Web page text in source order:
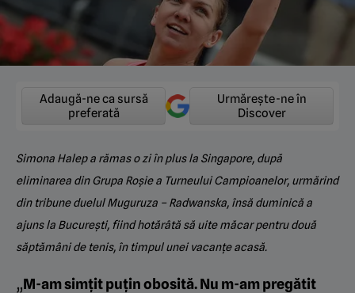
Adaugă-ne ca sursă
preferată
Urmărește-ne în
Discover
Simona Halepa rămas o zi în plus la Singapore, după
eliminarea din Grupa Roșie a Turneului Campioanelor, urmărind
din tribune duelul Muguruza – Radwanska, însă duminică a
ajuns la București, fiind hotărâtă să uite măcar pentru două
săptămâni de tenis, în timpul unei vacanțe acasă.
„M-am simțit puțin obosită. Nu m-am pregătit